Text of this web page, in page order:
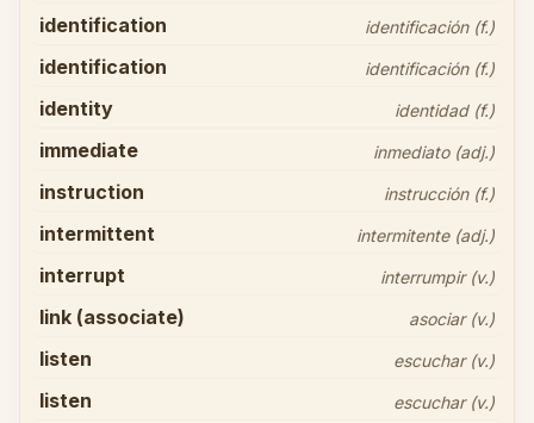
identification identificación (f.)
identification identificación (f.)
identity identidad (f.)
immediate inmediato (adj.)
instruction instrucción (f.)
intermittent intermitente (adj.)
interrupt interrumpir (v.)
link (associate) asociar (v.)
listen escuchar (v.)
listen escuchar (v.)